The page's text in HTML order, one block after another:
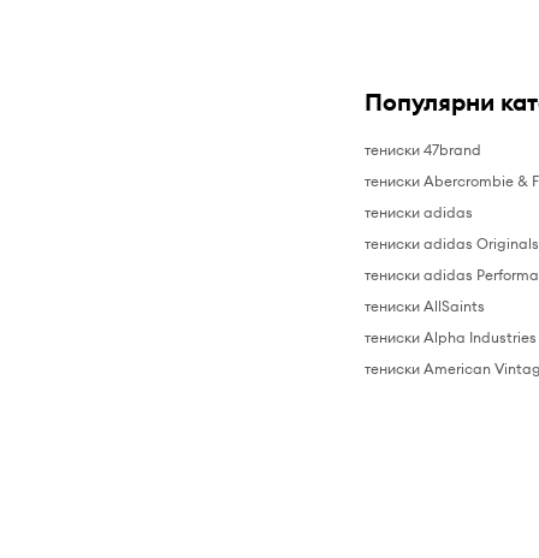
Популярни
тениски 47brand
тениски Abercrombie &
тениски adidas
тениски adidas Originals
тениски adidas
тениски AllSaints
тениски Alpha Industries
тениски American